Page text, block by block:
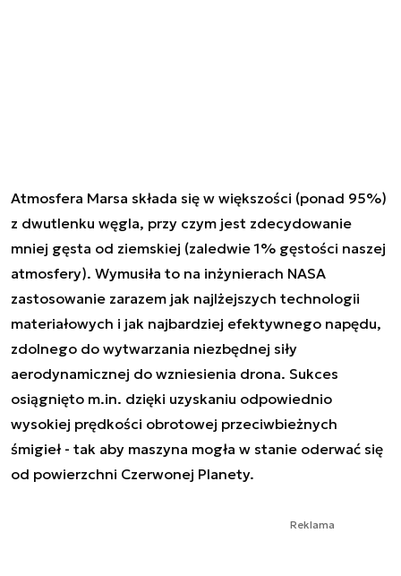
Atmosfera Marsa składa się w większości (ponad 95%)
z dwutlenku węgla, przy czym jest zdecydowanie
mniej gęsta od ziemskiej (zaledwie 1% gęstości naszej
atmosfery). Wymusiła to na inżynierach NASA
zastosowanie zarazem jak najlżejszych technologii
materiałowych i jak najbardziej efektywnego napędu,
zdolnego do wytwarzania niezbędnej siły
aerodynamicznej do wzniesienia drona. Sukces
osiągnięto m.in. dzięki uzyskaniu odpowiednio
wysokiej prędkości obrotowej przeciwbieżnych
śmigieł - tak aby maszyna mogła w stanie oderwać się
od powierzchni Czerwonej Planety.
Reklama